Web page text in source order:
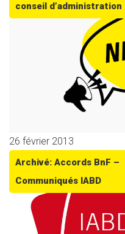
conseil d’administration
26 février 2013
Archivé: Accords BnF –
Communiqués IABD